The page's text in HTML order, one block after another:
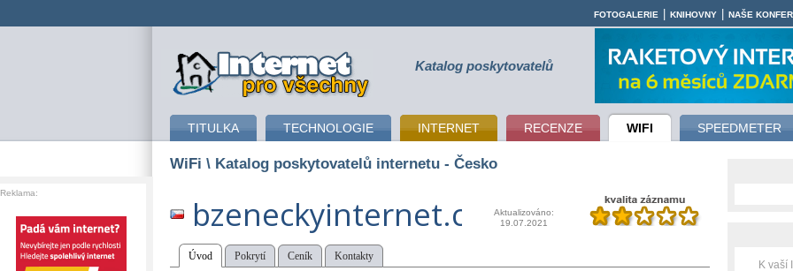
připojení k internetu Katalog poskytovatelů
TITULKA TECHNOLOGIE INTERNET RECENZE WIFI SPEEDMETER
FOTOGALERIE KNIHOVNY NAŠE
WiFi \ Katalog poskytovatelů internetu - Česko
bzeneckyinternet.cz
Aktualizováno:
19.07.2021
Úvod Pokrytí Ceník Kontakty
K vaší
Reklama: